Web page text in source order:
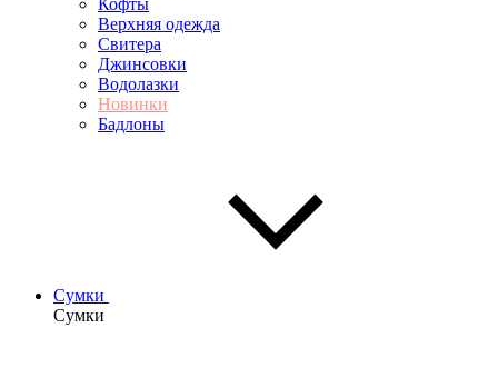
Верхняя одежда
Свитера
Джинсовки
Водолазки
Новинки
Бадлоны
Сумки
Сумки